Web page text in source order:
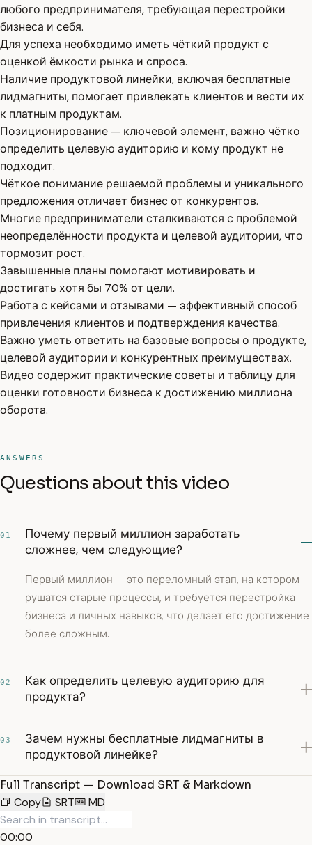
любого предпринимателя, требующая перестройки
бизнеса и себя.
Для успеха необходимо иметь чёткий продукт с
оценкой ёмкости рынка и спроса.
Наличие продуктовой линейки, включая бесплатные
лидмагниты, помогает привлекать клиентов и вести их
к платным продуктам.
Позиционирование — ключевой элемент, важно чётко
определить целевую аудиторию и кому продукт не
подходит.
Чёткое понимание решаемой проблемы и уникального
предложения отличает бизнес от конкурентов.
Многие предприниматели сталкиваются с проблемой
неопределённости продукта и целевой аудитории, что
тормозит рост.
Завышенные планы помогают мотивировать и
достигать хотя бы 70% от цели.
Работа с кейсами и отзывами — эффективный способ
привлечения клиентов и подтверждения качества.
Важно уметь ответить на базовые вопросы о продукте,
целевой аудитории и конкурентных преимуществах.
Видео содержит практические советы и таблицу для
оценки готовности бизнеса к достижению миллиона
оборота.
ANSWERS
Questions about this video
01
Почему первый миллион заработать
сложнее, чем следующие?
Первый миллион — это переломный этап, на котором
рушатся старые процессы, и требуется перестройка
бизнеса и личных навыков, что делает его достижение
более сложным.
02
Как определить целевую аудиторию для
продукта?
03
Зачем нужны бесплатные лидмагниты в
продуктовой линейке?
Full Transcript — Download SRT & Markdown
Copy
SRT MD
00:00